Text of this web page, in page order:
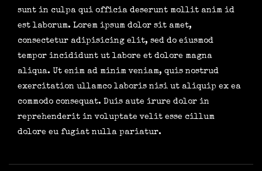
sunt in culpa qui officia deserunt mollit anim id
est laborum. Lorem ipsum dolor sit amet,
consectetur adipisicing elit, sed do eiusmod
tempor incididunt ut labore et dolore magna
aliqua. Ut enim ad minim veniam, quis nostrud
exercitation ullamco laboris nisi ut aliquip ex ea
commodo consequat. Duis aute irure dolor in
reprehenderit in voluptate velit esse cillum
dolore eu fugiat nulla pariatur.